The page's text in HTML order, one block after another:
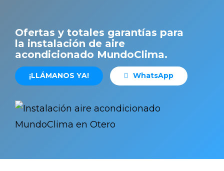
Ofertas y totales garantías para
la instalación de aire
acondicionado MundoClima.
¡LLÁMANOS YA! WhatsApp